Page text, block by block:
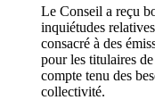
Le Conseil a reçu
inquiétudes
consacré à des
pour les titulaires
compte tenu des
collectivité.